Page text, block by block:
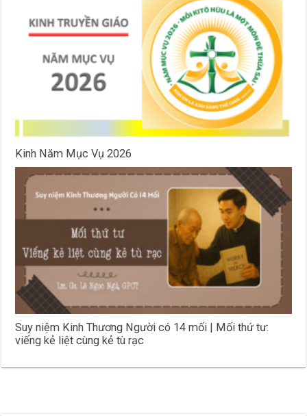
Kinh Năm Mục Vụ 2026
Suy niệm Kinh Thương Người có 14 mối | Mối thứ tư:
viếng kẻ liệt cùng kẻ tù rạc